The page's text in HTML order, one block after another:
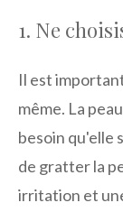
1. Ne
Il est
même. La
besoin qu'elle
de gratter la
irritation et